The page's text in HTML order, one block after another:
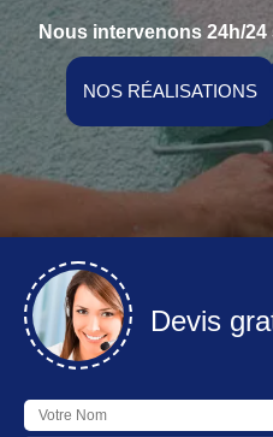
Nous intervenons 24h/
NOS RÉALISATIONS
Devis